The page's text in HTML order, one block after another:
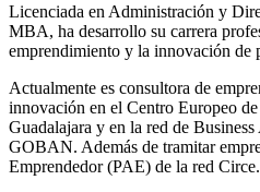
Licenciada en Administración y
MBA, ha desarrollo su carrera
emprendimiento y la innovación de
Actualmente es consultora de
innovación en el Centro Europeo
Guadalajara y en la red de
GOBAN. Además de tramitar
Emprendedor (PAE) de la red Circe.